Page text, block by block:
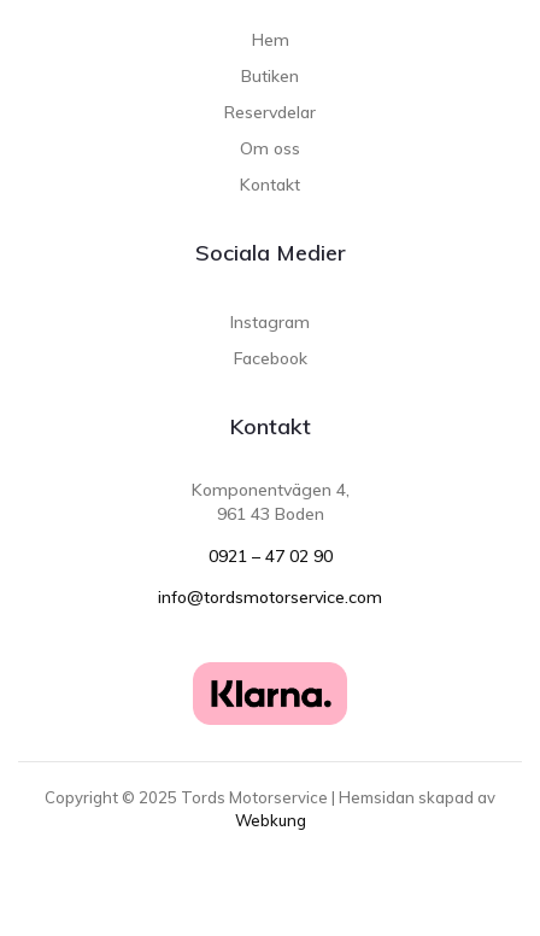
Hem
Butiken
Reservdelar
Om oss
Kontakt
Sociala Medier
Instagram
Facebook
Kontakt
Komponentvägen 4,
961 43 Boden
0921 – 47 02 90
info@tordsmotorservice.com
Copyright © 2025 Tords Motorservice | Hemsidan skapad av
Webkung